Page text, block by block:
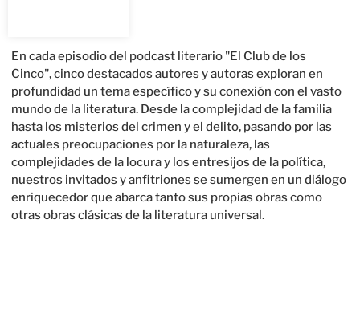
En cada episodio del podcast literario "El Club de los
Cinco", cinco destacados autores y autoras exploran en
profundidad un tema específico y su conexión con el vasto
mundo de la literatura. Desde la complejidad de la familia
hasta los misterios del crimen y el delito, pasando por las
actuales preocupaciones por la naturaleza, las
complejidades de la locura y los entresijos de la política,
nuestros invitados y anfitriones se sumergen en un diálogo
enriquecedor que abarca tanto sus propias obras como
otras obras clásicas de la literatura universal.